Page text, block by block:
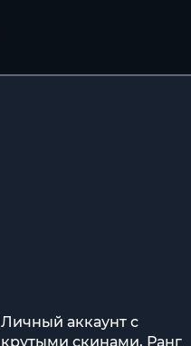
Личный аккаунт с
крутыми скинами, Ранг